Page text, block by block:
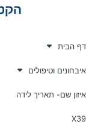
דף הבית
איבחונים וטיפולים
איזון שם- תאריך לידה
X39